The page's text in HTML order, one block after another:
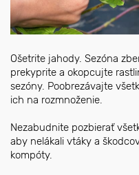
Ošetrite jahody. Sezóna
prekyprite a okopcujte
sezóny. Poobrezávajte
ich na rozmnoženie.
Nezabudnite pozbierať
aby nelákali vtáky a
kompóty.